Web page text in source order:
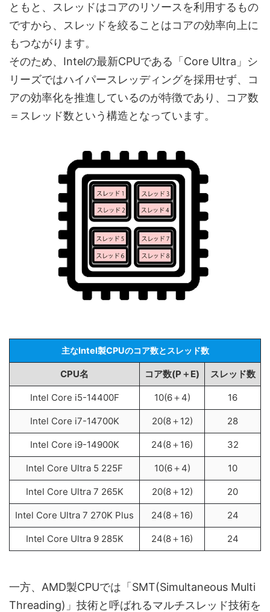
ともと、スレッドはコアのリソースを利用するもの
ですから、スレッドを絞ることはコアの効率向上に
もつながります。
そのため、Intelの最新CPUである「Core Ultra」シ
リーズではハイパースレッディングを採用せず、コ
アの効率化を推進しているのが特徴であり、コア数
＝スレッド数という構造となっています。
主なIntel製CPUのコア数とスレッド数
CPU名 コア数(P＋E) スレッド数
Intel Core i5-14400F 10(6＋4) 16
Intel Core i7-14700K 20(8＋12) 28
Intel Core i9-14900K 24(8＋16) 32
Intel Core Ultra 5 225F 10(6＋4) 10
Intel Core Ultra 7 265K 20(8＋12) 20
Intel Core Ultra 7 270K Plus 24(8＋16) 24
Intel Core Ultra 9 285K 24(8＋16) 24
一方、AMD製CPUでは「SMT(Simultaneous Multi
Threading)」技術と呼ばれるマルチスレッド技術を